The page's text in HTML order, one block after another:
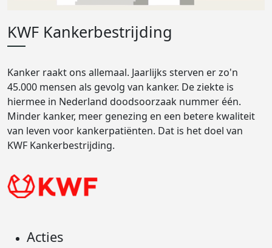
KWF Kankerbestrijding
Kanker raakt ons allemaal. Jaarlijks sterven er zo'n
45.000 mensen als gevolg van kanker. De ziekte is
hiermee in Nederland doodsoorzaak nummer één.
Minder kanker, meer genezing en een betere kwaliteit
van leven voor kankerpatiënten. Dat is het doel van
KWF Kankerbestrijding.
Acties